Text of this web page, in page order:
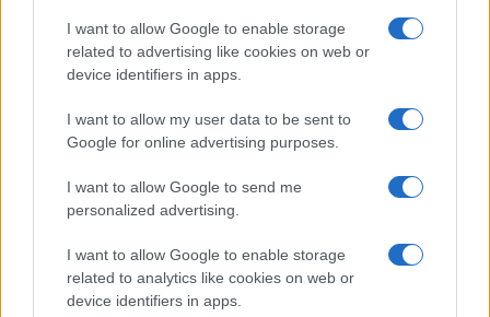
I want to allow Google to enable storage
related to advertising like cookies on web or
device identifiers in apps.
I want to allow my user data to be sent to
Google for online advertising purposes.
I want to allow Google to send me
personalized advertising.
I want to allow Google to enable storage
related to analytics like cookies on web or
device identifiers in apps.
Continua a leggere